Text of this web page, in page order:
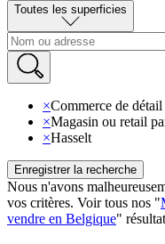
Toutes les superficies
×Commerce de détail
×Magasin ou retail
×Hasselt
Enregistrer la recherche
Nous n'avons
vos critères. Voir tous nos "
vendre en Belgique"